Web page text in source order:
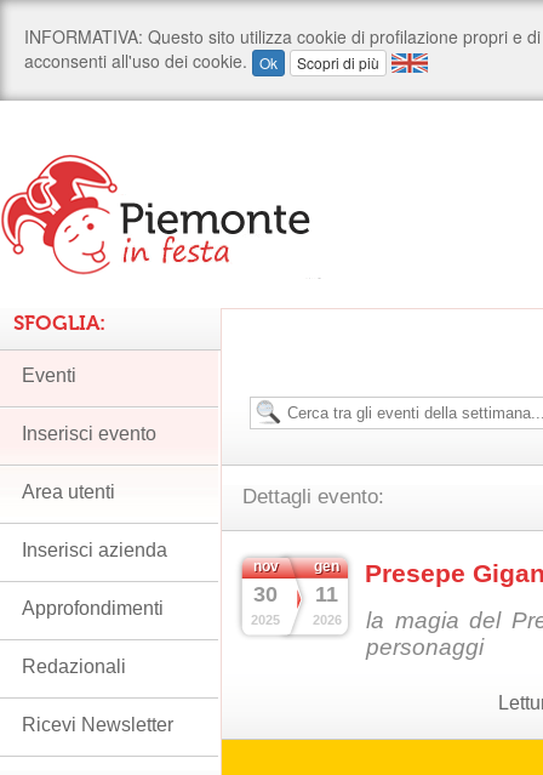
Dettagli evento:
nov
30
2025
gen
11
2026
Presepe
la magia del
personaggi
SFOGLIA:
Eventi
Inserisci evento
Area utenti
Inserisci azienda
Approfondimenti
Redazionali
Ricevi Newsletter